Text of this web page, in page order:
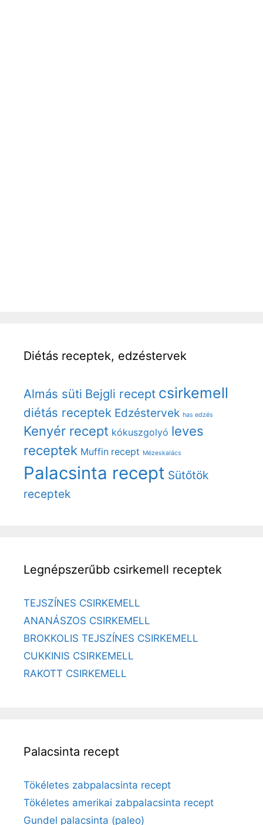
Diétás receptek, edzéstervek
Almás süti Bejgli recept csirkemell
diétás receptek Edzéstervek has edzés
Kenyér recept kókuszgolyó leves
receptek Muffin recept Mézeskalács
Palacsinta recept Sütőtök
receptek
Legnépszerűbb csirkemell receptek
TEJSZÍNES CSIRKEMELL
ANANÁSZOS CSIRKEMELL
BROKKOLIS TEJSZÍNES CSIRKEMELL
CUKKINIS CSIRKEMELL
RAKOTT CSIRKEMELL
Palacsinta recept
Tökéletes zabpalacsinta recept
Tökéletes amerikai zabpalacsinta recept
Gundel palacsinta (paleo)